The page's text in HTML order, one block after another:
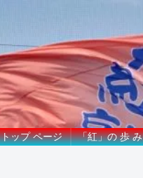
トップ ページ 「紅」の 歩 み